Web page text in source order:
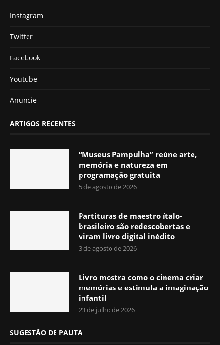
Instagram
Twitter
Facebook
Youtube
Anuncie
ARTIGOS RECENTES
“Museus Pampulha” reúne arte,
memória e natureza em
programação gratuita
5 de agosto de 2026
Partituras de maestro ítalo-
brasileiro são redescobertas e
viram livro digital inédito
3 de agosto de 2026
Livro mostra como o cinema criar
memórias e estimula a imaginação
infantil
23 de julho de 2026
SUGESTÃO DE PAUTA